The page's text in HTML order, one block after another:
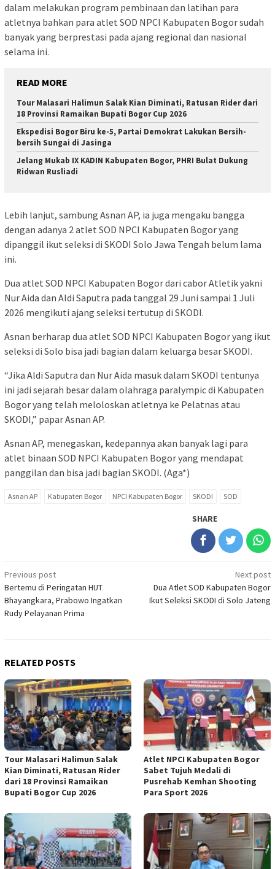
dalam melakukan program pembinaan dan latihan para
atletnya bahkan para atlet SOD NPCI Kabupaten Bogor sudah
banyak yang berprestasi pada ajang regional dan nasional
selama ini.
READ MORE
Tour Malasari Halimun Salak Kian Diminati, Ratusan Rider dari
18 Provinsi Ramaikan Bupati Bogor Cup 2026
Ekspedisi Bogor Biru ke-5, Partai Demokrat Lakukan Bersih-
bersih Sungai di Jasinga
Jelang Mukab IX KADIN Kabupaten Bogor, PHRI Bulat Dukung
Ridwan Rusliadi
Lebih lanjut, sambung Asnan AP, ia juga mengaku bangga
dengan adanya 2 atlet SOD NPCI Kabupaten Bogor yang
dipanggil ikut seleksi di SKODI Solo Jawa Tengah belum lama
ini.
Dua atlet SOD NPCI Kabupaten Bogor dari cabor Atletik yakni
Nur Aida dan Aldi Saputra pada tanggal 29 Juni sampai 1 Juli
2026 mengikuti ajang seleksi tertutup di SKODI.
Asnan berharap dua atlet SOD NPCI Kabupaten Bogor yang ikut
seleksi di Solo bisa jadi bagian dalam keluarga besar SKODI.
“Jika Aldi Saputra dan Nur Aida masuk dalam SKODI tentunya
ini jadi sejarah besar dalam olahraga paralympic di Kabupaten
Bogor yang telah meloloskan atletnya ke Pelatnas atau
SKODI,” papar Asnan AP.
Asnan AP, menegaskan, kedepannya akan banyak lagi para
atlet binaan SOD NPCI Kabupaten Bogor yang mendapat
panggilan dan bisa jadi bagian SKODI. (Aga*)
Asnan AP Kabupaten Bogor NPCI Kabupaten Bogor SKODI SOD
SHARE
Post
navigation
Previous post
Bertemu di Peringatan HUT
Bhayangkara, Prabowo Ingatkan
Rudy Pelayanan Prima
Next post
Dua Atlet SOD Kabupaten Bogor
Ikut Seleksi SKODI di Solo Jateng
RELATED POSTS
Tour Malasari Halimun Salak
Kian Diminati, Ratusan Rider
dari 18 Provinsi Ramaikan
Bupati Bogor Cup 2026
Atlet NPCI Kabupaten Bogor
Sabet Tujuh Medali di
Pusrehab Kemhan Shooting
Para Sport 2026